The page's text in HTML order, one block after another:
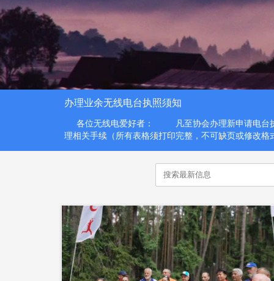
办理业余无线电台执照须知
各位无线电爱好者： 凡至协会办理新申请电台
理相关手续（所有表格须打印完整，不可缺页或修改